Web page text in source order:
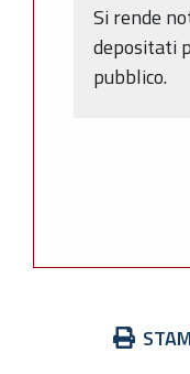
Si rende
depositati
pubblico.